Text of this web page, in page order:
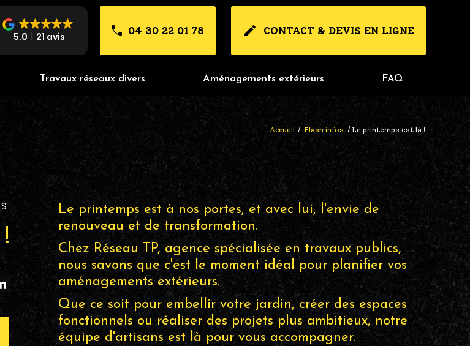
5.0 21 avis 04 30 22 01 78 create CONTACT & DEVIS EN LIGNE
Travaux réseaux divers Aménagements extérieurs FAQ
Accueil Flash infos Le printemps est là !
Le printemps est à nos portes, et avec lui, l'envie de
renouveau et de transformation.
Chez Réseau TP, agence spécialisée en travaux publics,
nous savons que c'est le moment idéal pour planifier vos
aménagements extérieurs.
Que ce soit pour embellir votre jardin, créer des espaces
fonctionnels ou réaliser des projets plus ambitieux, notre
équipe d'artisans est là pour vous accompagner.